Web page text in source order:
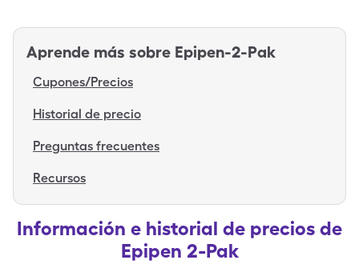
Aprende más sobre Epipen-2-Pak
Cupones/Precios
Historial de precio
Preguntas frecuentes
Recursos
Información e historial de precios de
Epipen 2-Pak